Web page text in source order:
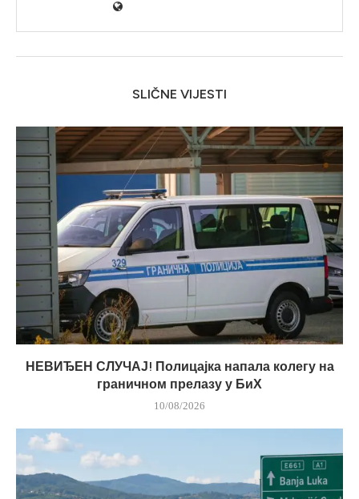
SLIČNE VIJESTI
НЕВИЂЕН СЛУЧАЈ! Полицајка напала колегу на
граничном прелазу у БиХ
10/08/2026